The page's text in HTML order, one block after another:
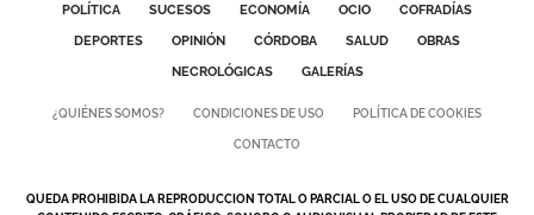
POLÍTICA SUCESOS ECONOMÍA OCIO
COFRADÍAS
DEPORTES
OPINIÓN CÓRDOBA SALUD
OBRAS
NECROLÓGICAS
GALERÍAS
¿QUIÉNES SOMOS? CONDICIONES DE USO POLÍTICA DE COOKIES
CONTACTO
QUEDA PROHIBIDA LA REPRODUCCION TOTAL O PARCIAL O EL USO DE CUALQUIER